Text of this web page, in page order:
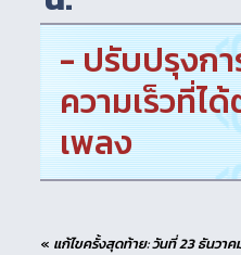
- ปรับปรุงกา
ความเร็วที่ไ
เพลง
« แก้ไขครั้งสุดท้าย: วันที่ 23 ธันวาค